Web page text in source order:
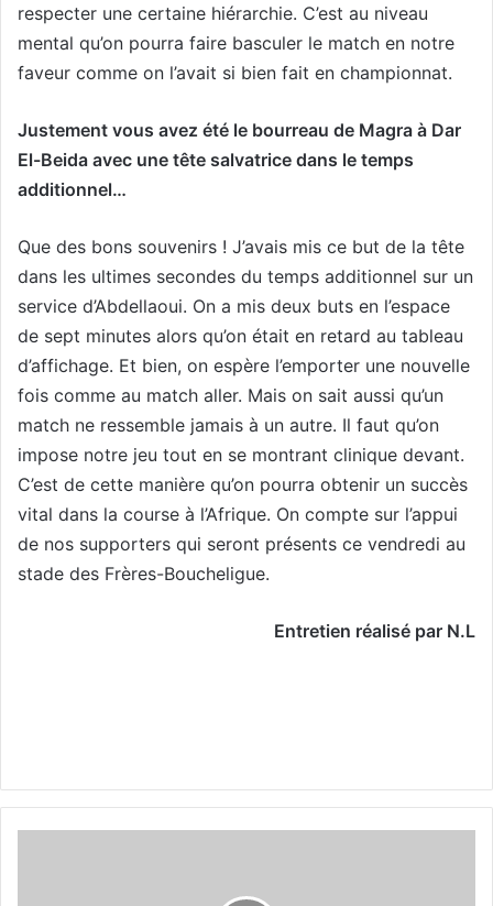
respecter une certaine hiérarchie. C’est au niveau
mental qu’on pourra faire basculer le match en notre
faveur comme on l’avait si bien fait en championnat.
Justement vous avez été le bourreau de Magra à Dar
El-Beida avec une tête salvatrice dans le temps
additionnel…
Que des bons souvenirs ! J’avais mis ce but de la tête
dans les ultimes secondes du temps additionnel sur un
service d’Abdellaoui. On a mis deux buts en l’espace
de sept minutes alors qu’on était en retard au tableau
d’affichage. Et bien, on espère l’emporter une nouvelle
fois comme au match aller. Mais on sait aussi qu’un
match ne ressemble jamais à un autre. Il faut qu’on
impose notre jeu tout en se montrant clinique devant.
C’est de cette manière qu’on pourra obtenir un succès
vital dans la course à l’Afrique. On compte sur l’appui
de nos supporters qui seront présents ce vendredi au
stade des Frères-Boucheligue.
Entretien réalisé par N.L